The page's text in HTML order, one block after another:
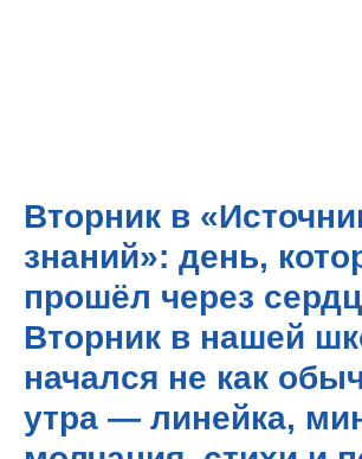
Вторник в
знаний»: день,
прошёл через
Вторник в нашей
начался не как
утра — линейка,